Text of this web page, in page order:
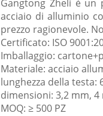
Gangtong Zheli è
acciaio di alluminio
prezzo ragionevole.
Certificato: ISO
Imballaggio:
Materiale: acciaio
lunghezza della testa:
dimensioni: 3,2 mm,
MOQ: ≥ 500 PZ